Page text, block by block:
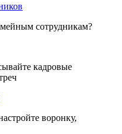
сотрудникам?
кадровые
воронку,